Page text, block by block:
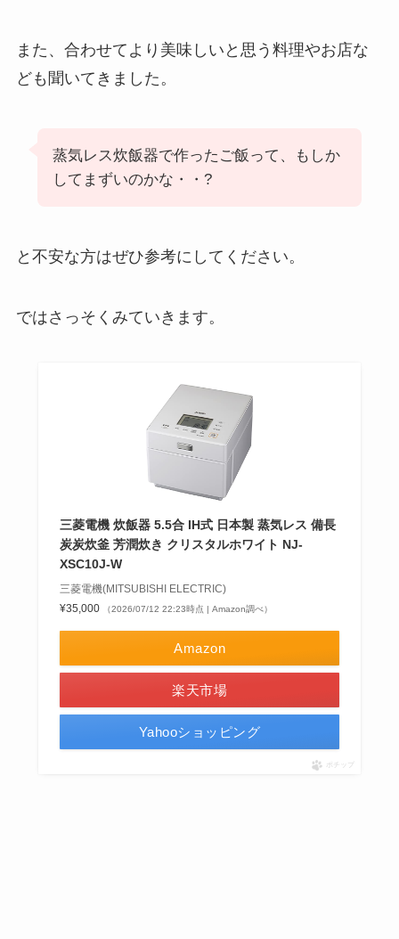
また、合わせてより美味しいと思う料理やお店な
ども聞いてきました。
蒸気レス炊飯器で作ったご飯って、もしか
してまずいのかな・・?
と不安な方はぜひ参考にしてください。
ではさっそくみていきます。
三菱電機 炊飯器 5.5合 IH式 日本製 蒸気レス 備長
炭炭炊釜 芳潤炊き クリスタルホワイト NJ-
XSC10J-W
三菱電機(MITSUBISHI ELECTRIC)
¥35,000
（2026/07/12 22:23時点 | Amazon調べ）
Amazon
楽天市場
Yahooショッピング
ポチップ